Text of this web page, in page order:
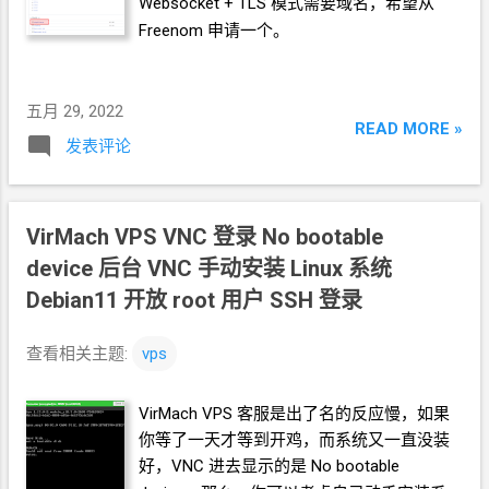
Freenom 申请一个。
五月 29, 2022
发表评论
READ MORE »
VirMach VPS VNC 登录 No bootable
device 后台 VNC 手动安装 Linux 系统
Debian11 开放 root 用户 SSH 登录
查看相关主题: vps
VirMach VPS 客服是出了名的反应慢，如果
你等了一天才等到开鸡，而系统又一直没装
好，VNC 进去显示的是 No bootable